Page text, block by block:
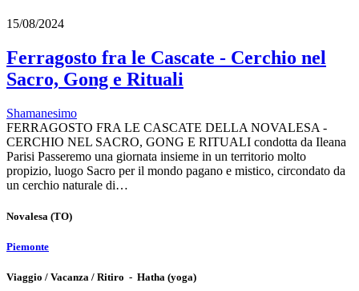
15/08/2024
Ferragosto fra le Cascate - Cerchio nel
Sacro, Gong e Rituali
Shamanesimo
FERRAGOSTO FRA LE CASCATE DELLA NOVALESA -
CERCHIO NEL SACRO, GONG E RITUALI condotta da Ileana
Parisi Passeremo una giornata insieme in un territorio molto
propizio, luogo Sacro per il mondo pagano e mistico, circondato da
un cerchio naturale di…
Novalesa (TO)
Piemonte
Viaggio / Vacanza / Ritiro - Hatha (yoga)